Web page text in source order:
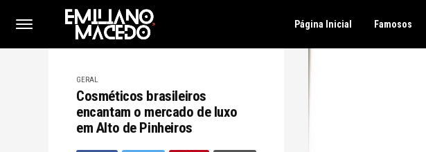
Página Inicial Famosos
GERAL
Cosméticos brasileiros
encantam o mercado de luxo
em Alto de Pinheiros